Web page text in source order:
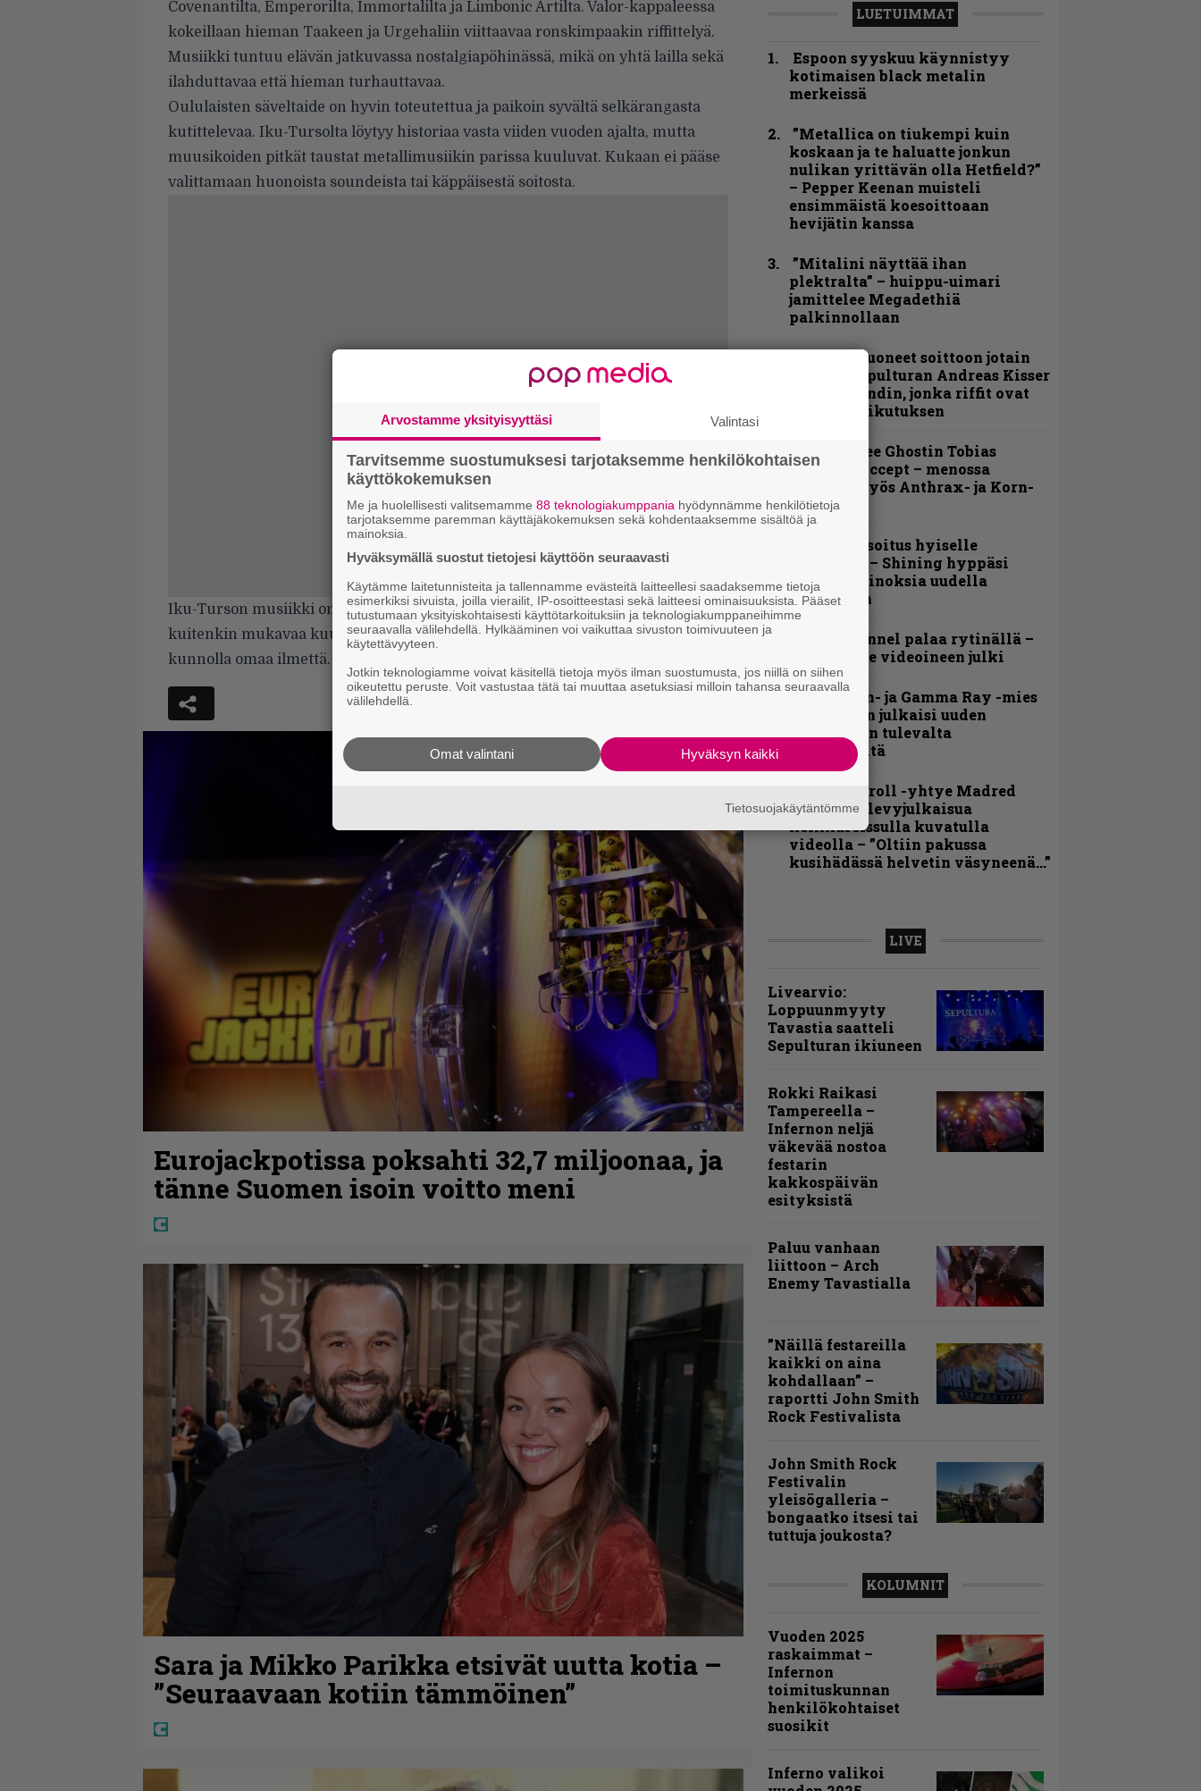
Covenantilta, Emperorilta, Immortalilta ja Limbonic Artilta. Valor-kappaleessa
kokeillaan hieman Taakeen ja Urgehaliin viittaavaa ronskimpaakin riffittelyä.
Musiikki tuntuu elävän jatkuvassa nostalgiapöhinässä, mikä on yhtä lailla sekä
ilahduttavaa että hieman turhauttavaa.
Oululaisten säveltaide on hyvin toteutettua ja paikoin syvältä selkärangasta
kutittelevaa. Iku-Tursolta löytyy historiaa vasta viiden vuoden ajalta, mutta
muusikoiden pitkät taustat metallimusiikin parissa kuuluvat. Kukaan ei pääse
valittamaan huonoista soundeista tai käppäisestä soitosta.
Iku-Turson musiikki on kuin pieni aikamatka reilun 25 vuoden taakse. Olisi
kuitenkin mukavaa kuulla, mitä bändi saisi aikaiseksi, jos kokoonpano näyttäisi
kunnolla omaa ilmettä.
Eurojackpotissa poksahti 32,7 miljoonaa, ja
tänne Suomen isoin voitto meni
Sara ja Mikko Parikka etsivät uutta kotia –
”Seuraavaan kotiin tämmöinen”
LUETUIMMAT
Espoon syyskuu käynnistyy
kotimaisen black metalin
merkeissä
”Metallica on tiukempi kuin
koskaan ja te haluatte jonkun
nulikan yrittävän olla Hetfield?”
– Pepper Keenan muisteli
ensimmäistä koesoittoaan
hevijätin kanssa
”Mitalini näyttää ihan
plektralta” – huippu-uimari
jamittelee Megadethiä
palkinnollaan
”He ovat tuoneet soittoon jotain
uutta” – Sepulturan Andreas Kisser
nimeää bändin, jonka riffit ovat
tehneet vaikutuksen
Näin lähtee Ghostin Tobias
Forgelta Accept – menossa
mukana myös Anthrax- ja Korn-
miehistöä
Kunnianosoitus hyiselle
Pohjolalle – Shining hyppäsi
keskelle kinoksia uudella
videollaan
Blind Channel palaa rytinällä –
tuplasingle videoineen julki
Helloween- ja Gamma Ray -mies
Kai Hansen julkaisi uuden
maistiaisen tulevalta
soololevyltä
Thrash ’n’ roll -yhtye Madred
ryydittää levyjulkaisua
keikkareissulla kuvatulla
videolla – ”Oltiin pakussa
kusihädässä helvetin väsyneenä…”
LIVE
Livearvio:
Loppuunmyyty
Tavastia saatteli
Sepulturan ikiuneen
Rokki Raikasi
Tampereella –
Infernon neljä
väkevää nostoa
festarin
kakkospäivän
esityksistä
Paluu vanhaan
liittoon – Arch
Enemy Tavastialla
”Näillä festareilla
kaikki on aina
kohdallaan” –
raportti John Smith
Rock Festivalista
John Smith Rock
Festivalin
yleisögalleria –
bongaatko itsesi tai
tuttuja joukosta?
KOLUMNIT
Vuoden 2025
raskaimmat –
Infernon
toimituskunnan
henkilökohtaiset
suosikit
Inferno valikoi
Arvostamme yksityisyyttäsi Valintasi
Tarvitsemme suostumuksesi tarjotaksemme henkilökohtaisen
käyttökokemuksen
Me ja huolellisesti valitsemamme 88 teknologiakumppania hyödynnämme henkilötietoja
tarjotaksemme paremman käyttäjäkokemuksen sekä kohdentaaksemme sisältöä ja
mainoksia.
Hyväksymällä suostut tietojesi käyttöön seuraavasti
Käytämme laitetunnisteita ja tallennamme evästeitä laitteellesi saadaksemme tietoja
esimerkiksi sivuista, joilla vierailit, IP-osoitteestasi sekä laitteesi ominaisuuksista. Pääset
tutustumaan yksityiskohtaisesti käyttötarkoituksiin ja teknologiakumppaneihimme
seuraavalla välilehdellä. Hylkääminen voi vaikuttaa sivuston toimivuuteen ja
käytettävyyteen.
Jotkin teknologiamme voivat käsitellä tietoja myös ilman suostumusta, jos niillä on siihen
oikeutettu peruste. Voit vastustaa tätä tai muuttaa asetuksiasi milloin tahansa seuraavalla
välilehdellä.
Hyväksyn kaikki
Omat valintani
Tietosuojakäytäntömme